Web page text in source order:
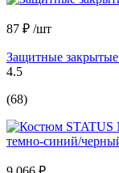
87 ₽ /шт
Защитные
4.5
(68)